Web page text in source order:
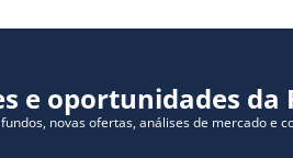
e oportunidades da
novas ofertas, análises de mercado e